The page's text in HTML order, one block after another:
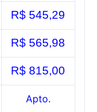
R$ 545,29
R$ 565,98
R$ 815,00
Apto.